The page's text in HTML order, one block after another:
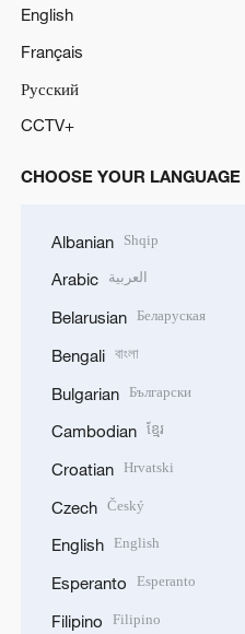
English
Français
Русский
CCTV+
CHOOSE YOUR LANGUAGE
Albanian Shqip
Arabic العربية
Belarusian Беларуская
Bengali বাংলা
Bulgarian Български
Cambodian ខ្មែរ
Croatian Hrvatski
Czech Český
English English
Esperanto Esperanto
Filipino Filipino